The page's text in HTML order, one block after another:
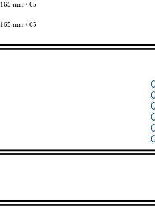
165 mm / 65
165 mm / 65